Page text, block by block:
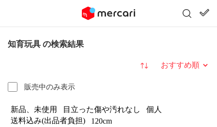
知育玩具 の検索結果
販売中のみ表示
並び替え
新品、未使用 目立った傷や汚れなし
個人
送料込み(出品者負担)
120cm